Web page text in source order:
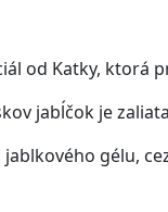
od Katky, ktorá
jabĺčok je
gélu,